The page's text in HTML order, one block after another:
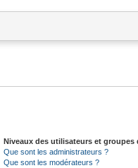
Niveaux des utilisateurs et groupes
Que sont les administrateurs ?
Que sont les modérateurs ?